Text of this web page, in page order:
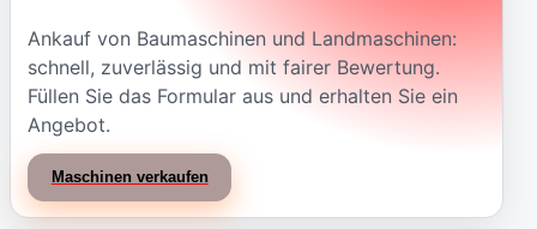
Ankauf von Baumaschinen und Landmaschinen:
schnell, zuverlässig und mit fairer Bewertung.
Füllen Sie das Formular aus und erhalten Sie ein
Angebot.
Maschinen verkaufen